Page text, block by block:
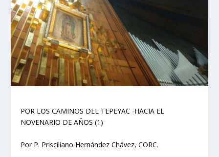
POR LOS CAMINOS DEL TEPEYAC -HACIA EL
NOVENARIO DE AÑOS (1)
Por P. Prisciliano Hernández Chávez, CORC.